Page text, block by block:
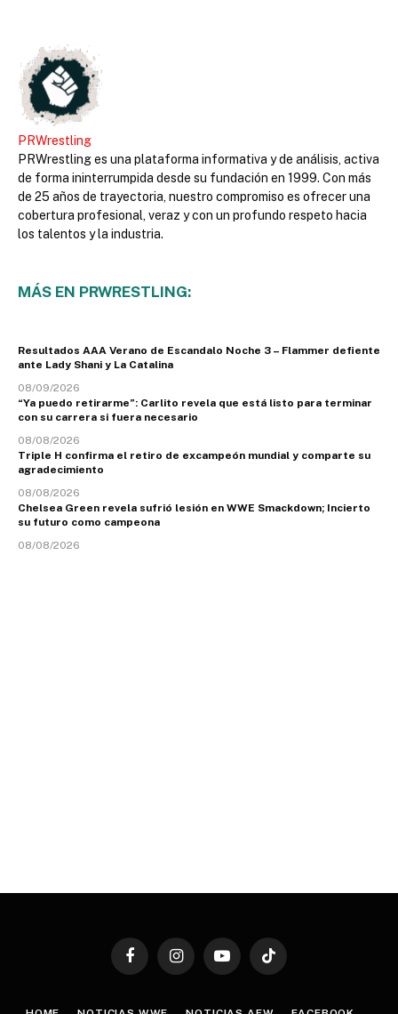
PRWrestling
PRWrestling es una plataforma informativa y de análisis, activa
de forma ininterrumpida desde su fundación en 1999. Con más
de 25 años de trayectoria, nuestro compromiso es ofrecer una
cobertura profesional, veraz y con un profundo respeto hacia
los talentos y la industria.
MÁS EN PRWRESTLING:
Resultados AAA Verano de Escandalo Noche 3 – Flammer defiente
ante Lady Shani y La Catalina
08/09/2026
“Ya puedo retirarme”: Carlito revela que está listo para terminar
con su carrera si fuera necesario
08/08/2026
Triple H confirma el retiro de excampeón mundial y comparte su
agradecimiento
08/08/2026
Chelsea Green revela sufrió lesión en WWE Smackdown; Incierto
su futuro como campeona
08/08/2026
FacebookInstagramYouTubeTikTok